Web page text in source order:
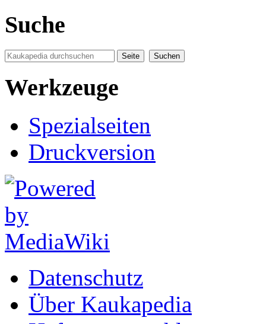
Suche
Werkzeuge
Spezialseiten
Druckversion
Datenschutz
Über Kaukapedia